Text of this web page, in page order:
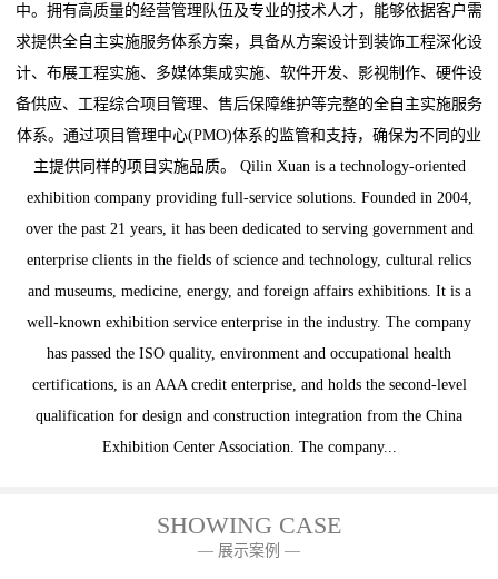
中。拥有高质量的经营管理队伍及专业的技术人才，能够依据客户需
求提供全自主实施服务体系方案，具备从方案设计到装饰工程深化设
计、布展工程实施、多媒体集成实施、软件开发、影视制作、硬件设
备供应、工程综合项目管理、售后保障维护等完整的全自主实施服务
体系。通过项目管理中心(PMO)体系的监管和支持，确保为不同的业
主提供同样的项目实施品质。 Qilin Xuan is a technology-oriented
exhibition company providing full-service solutions. Founded in 2004,
over the past 21 years, it has been dedicated to serving government and
enterprise clients in the fields of science and technology, cultural relics
and museums, medicine, energy, and foreign affairs exhibitions. It is a
well-known exhibition service enterprise in the industry. The company
has passed the ISO quality, environment and occupational health
certifications, is an AAA credit enterprise, and holds the second-level
qualification for design and construction integration from the China
Exhibition Center Association. The company...
SHOWING CASE
— 展示案例 —